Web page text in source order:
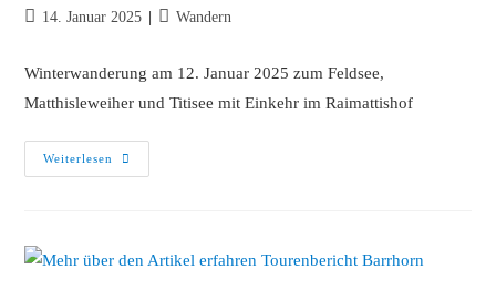
14. Januar 2025 Wandern
Winterwanderung am 12. Januar 2025 zum Feldsee,
Matthisleweiher und Titisee mit Einkehr im Raimattishof
Weiterlesen